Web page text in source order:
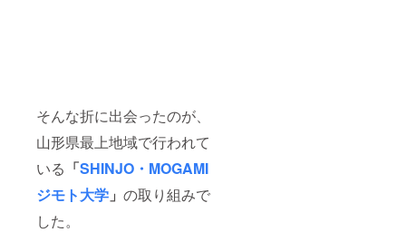
そんな折に出会ったのが、
山形県最上地域で行われて
いる 「SHINJO・MOGAMI
ジモト大学 」 の取り組みで
した。